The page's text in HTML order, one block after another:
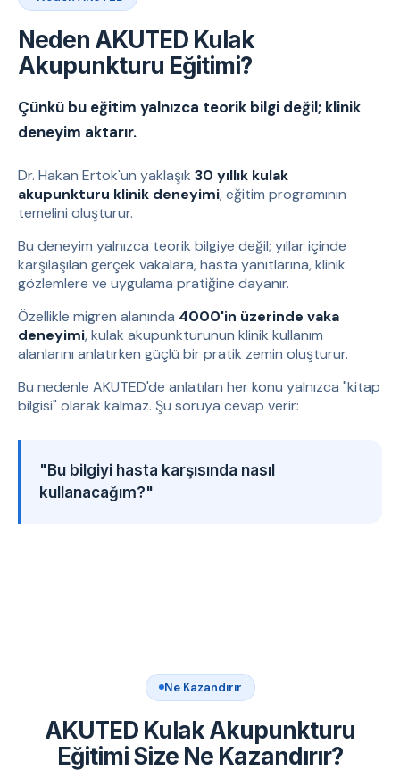
Neden AKUTED Kulak
Akupunkturu Eğitimi?
Çünkü bu eğitim yalnızca teorik bilgi değil; klinik
deneyim aktarır.
Dr. Hakan Ertok'un yaklaşık 30 yıllık kulak
akupunkturu klinik deneyimi, eğitim programının
temelini oluşturur.
Bu deneyim yalnızca teorik bilgiye değil; yıllar içinde
karşılaşılan gerçek vakalara, hasta yanıtlarına, klinik
gözlemlere ve uygulama pratiğine dayanır.
Özellikle migren alanında 4000'in üzerinde vaka
deneyimi, kulak akupunkturunun klinik kullanım
alanlarını anlatırken güçlü bir pratik zemin oluşturur.
Bu nedenle AKUTED'de anlatılan her konu yalnızca "kitap
bilgisi" olarak kalmaz. Şu soruya cevap verir:
"Bu bilgiyi hasta karşısında nasıl
kullanacağım?"
Ne Kazandırır
AKUTED Kulak Akupunkturu
Eğitimi Size Ne Kazandırır?